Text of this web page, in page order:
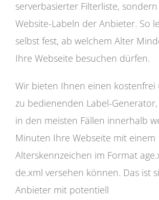
serverbasierter Filterliste,
Website-Labeln der Anbieter. So
selbst fest, ab welchem Alter
Ihre Webseite besuchen dürfen.
Wir bieten Ihnen einen kostenfrei
zu bedienenden Label-
in den meisten Fällen innerhalb
Minuten Ihre Webseite mit einem
Alterskennzeichen im Format
de.xml versehen können. Das ist
Anbieter mit potentiell